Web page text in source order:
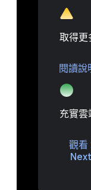
取得更
閱讀說
充實雲
觀